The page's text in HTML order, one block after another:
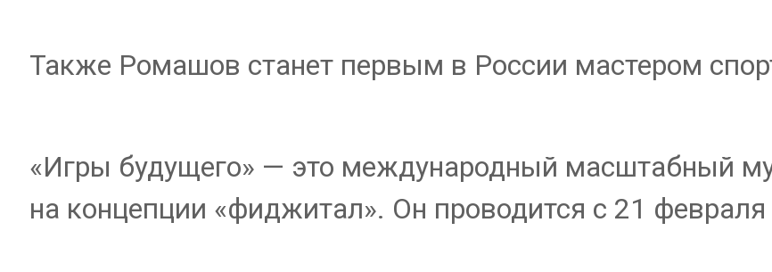
Также Ромашов станет первым в России мастером
«Игры будущего» — это международный масштабный
на концепции «фиджитал». Он проводится с 21